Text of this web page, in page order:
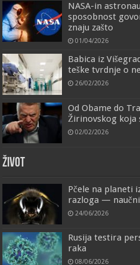
NASA-in
sposobnost
znaju zašto
01/04/2026
Babica iz
teške tvrdnje o
26/02/2026
Od Obame do
Žirinovskog koja
02/02/2026
ŽIVOT
Pčele na planeti
razloga —
24/06/2026
Rusija testira
raka
08/06/2026